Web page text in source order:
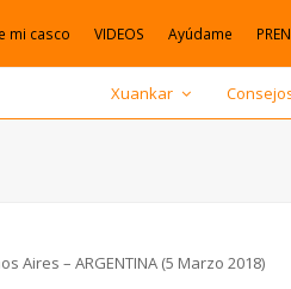
mi casco VIDEOS Ayúdame
Xuankar